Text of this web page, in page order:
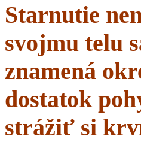
Starnutie
svojmu telu
znamená
dostatok
strážiť si